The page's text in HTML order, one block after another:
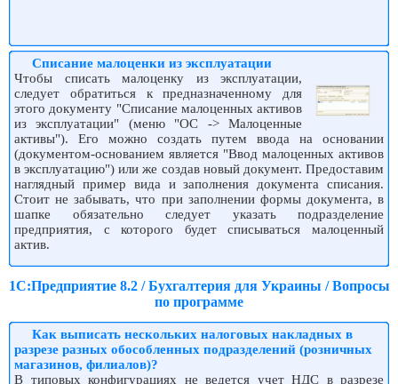
Списание малоценки из эксплуатации
Чтобы списать малоценку из эксплуатации,
следует обратиться к предназначенному для
этого документу "Списание малоценных активов
из эксплуатации" (меню "ОС -> Малоценные
активы"). Его можно создать путем ввода на основании
(документом-основанием является "Ввод малоценных активов
в эксплуатацию") или же создав новый документ. Предоставим
наглядный пример вида и заполнения документа списания.
Стоит не забывать, что при заполнении формы документа, в
шапке обязательно следует указать подразделение
предприятия, с которого будет списываться малоценный
актив.
1С:Предприятие 8.2 / Бухгалтерия для Украины / Вопросы
по программе
Как выписать нескольких налоговых накладных в
разрезе разных обособленных подразделений (розничных
магазинов, филиалов)?
В типовых конфигурациях не ведется учет НДС в разрезе